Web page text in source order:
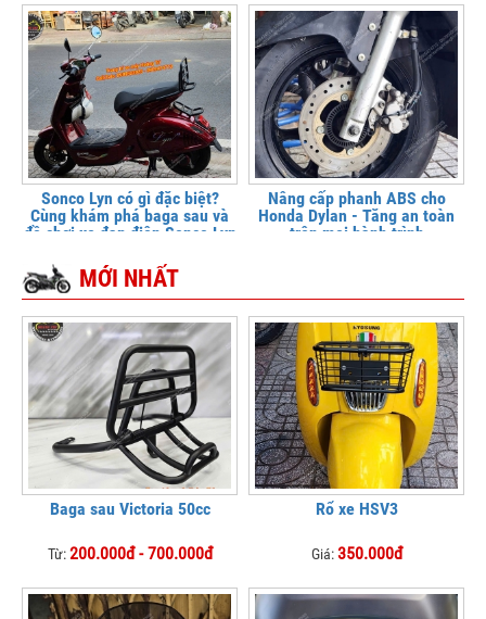
Sonco Lyn có gì đặc biệt?
Cùng khám phá baga sau và
đồ chơi xe đạp điện Sonco Lyn
Nâng cấp phanh ABS cho
Honda Dylan - Tăng an toàn
trên mọi hành trình
MỚI NHẤT
Baga sau Victoria 50cc
Từ:200.000đ - 700.000đ
Rổ xe HSV3
Giá:350.000đ